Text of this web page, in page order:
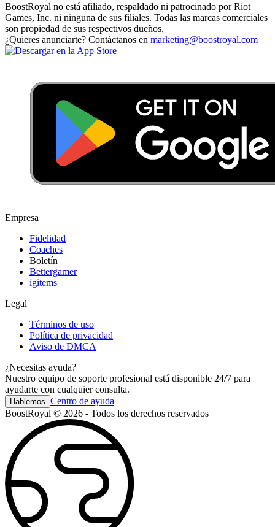
BoostRoyal no está afiliado, respaldado ni patrocinado por Riot
Games, Inc. ni ninguna de sus filiales. Todas las marcas comerciales
son propiedad de sus respectivos dueños.
¿Quieres anunciarte? Contáctanos en marketing@boostroyal.com
Empresa
Fidelidad
Coaches
Boletín
Bettergamer
igitems
Legal
Términos de uso
Política de privacidad
Aviso de DMCA
¿Necesitas ayuda?
Nuestro equipo de soporte profesional está disponible 24/7 para
ayudarte con cualquier consulta.
Hablemos Centro de ayuda
BoostRoyal © 2026 - Todos los derechos reservados